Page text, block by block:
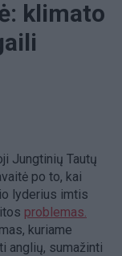
klimato
Jungtinių Tautų
po to, kai
lyderius imtis
problemas.
kuriame
anglių, sumažinti